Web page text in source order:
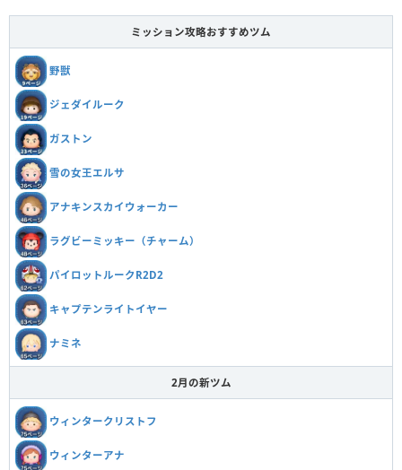
ミッション攻略おすすめツム
野獣
ジェダイルーク
ガストン
雪の女王エルサ
アナキンスカイウォーカー
ラグビーミッキー（チャーム）
パイロットルークR2D2
キャプテンライトイヤー
ナミネ
2月の新ツム
ウィンタークリストフ
ウィンターアナ